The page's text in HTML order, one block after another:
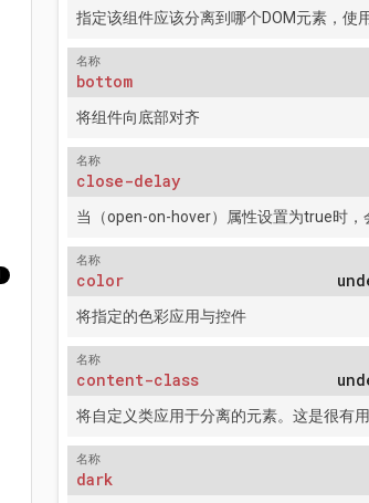
指定该组件应该分离到哪个DOM元素，使
名称
bottom
将组件向底部对齐
名称
close-delay
当（open-on-hover）属性设置为true时，
名称
color
将指定的色彩应用与控件
名称
content-class
将自定义类应用于分离的元素。这是很有
名称
dark